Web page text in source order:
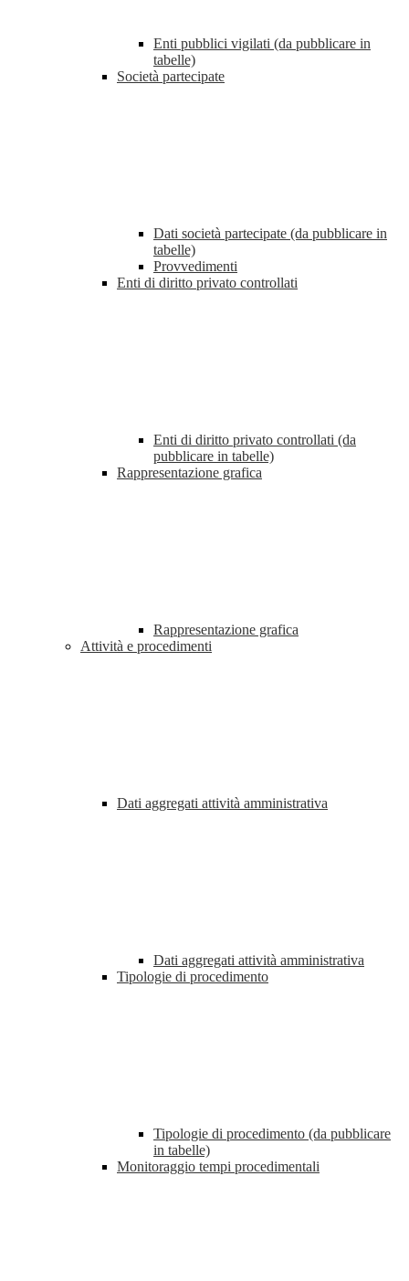
Enti pubblici vigilati (da pubblicare in
tabelle)
Società partecipate
Dati società partecipate (da pubblicare in
tabelle)
Provvedimenti
Enti di diritto privato controllati
Enti di diritto privato controllati (da
pubblicare in tabelle)
Rappresentazione grafica
Rappresentazione grafica
Attività e procedimenti
Dati aggregati attività amministrativa
Dati aggregati attività amministrativa
Tipologie di procedimento
Tipologie di procedimento (da pubblicare
in tabelle)
Monitoraggio tempi procedimentali